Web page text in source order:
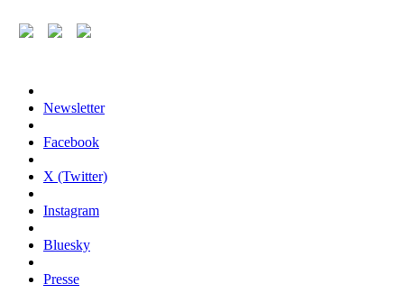
Newsletter
Facebook
X (Twitter)
Instagram
Bluesky
Presse